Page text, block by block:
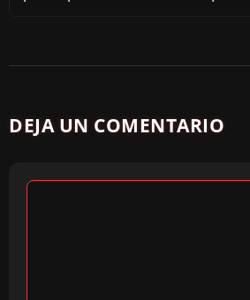
DEJA UN COMENTARIO